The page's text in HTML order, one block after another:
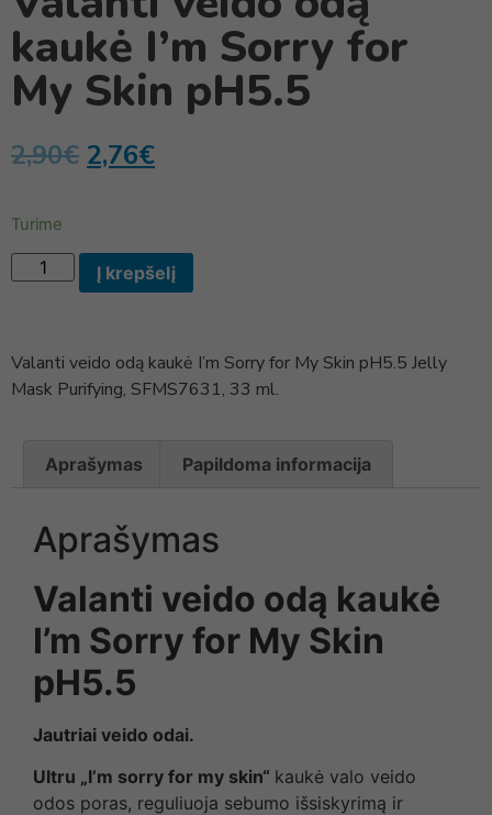
kaukė I’m Sorry for
My Skin pH5.5
2,90€ 2,76€
Turime
Į krepšelį
Valanti veido odą kaukė I’m Sorry for My Skin pH5.5 Jelly
Mask Purifying, SFMS7631, 33 ml.
Aprašymas Papildoma informacija
Aprašymas
Valanti veido odą kaukė
I’m Sorry for My Skin
pH5.5
Jautriai veido odai.
Ultru „I’m sorry for my skin“ kaukė valo veido
odos poras, reguliuoja sebumo išsiskyrimą ir